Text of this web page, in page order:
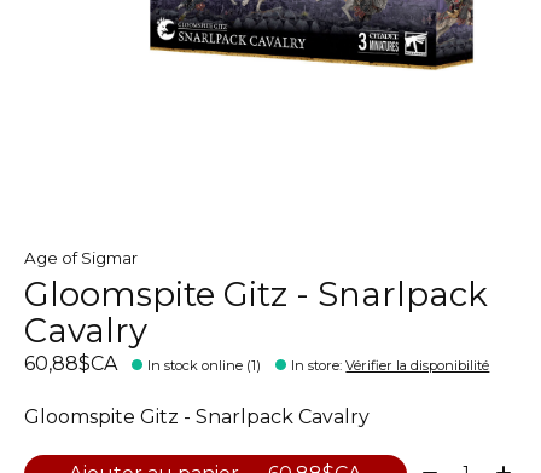
Age of Sigmar
Gloomspite Gitz - Snarlpack
Cavalry
60,88$CA In stock online (1) In store:Vérifier la disponibilité
Gloomspite Gitz - Snarlpack Cavalry
Quantité: